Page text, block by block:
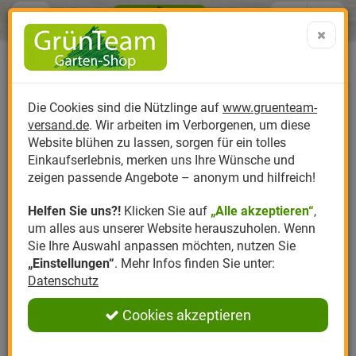
Produktkatalog
Anzucht
Dünger
Erde
Kompost
Pflanzenstärkung
Nützlinge Nützlinge gegen
Nützlingsarten
Nützlingsförderung
Nützlingszubehör
Hersteller
Biplantol
Felco
Gloria
Greenfield
Romberg
Themenwelt
Gemüsegarten
Rasen
Rosen
Ziergarten
Kräutergarten
Ratgeber
Aktuelle Themen
Schädlinge aktuell
Angebote
Sparsets / Set-
Angebote
0 ARTIKEL IM WARENKORB
Ergebnisse () Fertig
Menü Search
Die Cookies sind die Nützlinge auf www.gruenteam-
versand.de. Wir arbeiten im Verborgenen, um diese
Website blühen zu lassen, sorgen für ein tolles
Einkaufserlebnis, merken uns Ihre Wünsche und
zeigen passende Angebote – anonym und hilfreich!
Helfen Sie uns?! Klicken Sie auf „Alle akzeptieren“,
um alles aus unserer Website herauszuholen. Wenn
Sie Ihre Auswahl anpassen möchten, nutzen Sie
„Einstellungen“. Mehr Infos finden Sie unter:
Datenschutz
Cookies akzeptieren